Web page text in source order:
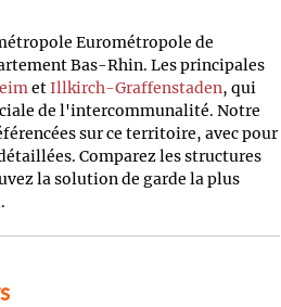
Eurométropole de
Bas-Rhin. Les principales
etIllkirch-Graffenstaden, qui
de l'intercommunalité. Notre
sur ce territoire, avec pour
Comparez les structures
la solution de garde la plus